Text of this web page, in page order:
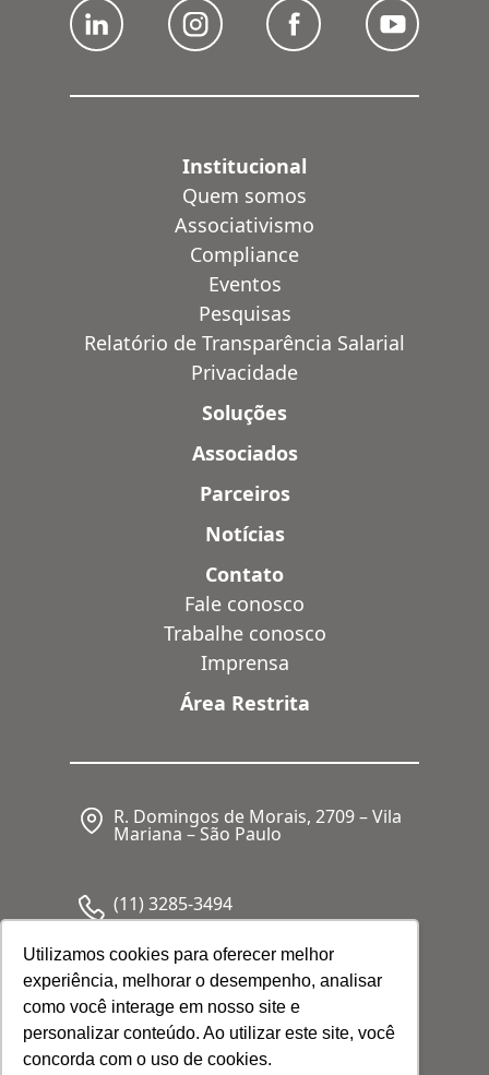
Utilizamos cookies para oferecer melhor
experiência, melhorar o desempenho, analisar
como você interage em nosso site e
personalizar conteúdo. Ao utilizar este site, você
concorda com o uso de cookies.
Institucional
Quem somos
Associativismo
Compliance
Eventos
Pesquisas
Relatório de Transparência Salarial
Privacidade
Soluções
Associados
Parceiros
Notícias
Contato
Fale conosco
Trabalhe conosco
Imprensa
Área Restrita
R. Domingos de Morais, 2709 – Vila
Mariana – São Paulo
(11) 3285-3494
CNPJ: 05.341.062/0001-80